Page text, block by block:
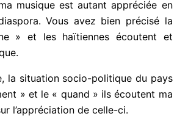
musique est autant appréciée en
Vous avez bien précisé la
» et les haïtiennes écoutent et
la situation socio-politique du
comment » et le « quand » ils